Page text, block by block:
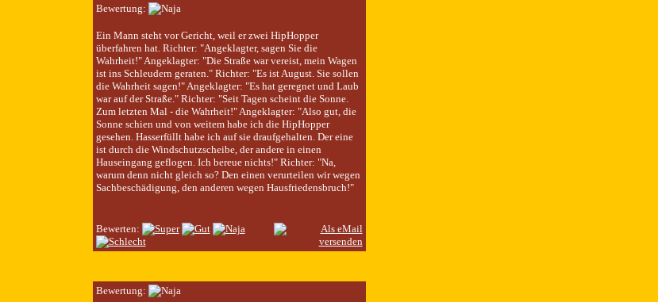
Bewertung:
Ein Mann steht vor Gericht, weil er zwei HipHopper
überfahren hat. Richter: "Angeklagter, sagen Sie die
Wahrheit!" Angeklagter: "Die Straße war vereist, mein Wagen
ist ins Schleudern geraten." Richter: "Es ist August. Sie sollen
die Wahrheit sagen!" Angeklagter: "Es hat geregnet und Laub
war auf der Straße." Richter: "Seit Tagen scheint die Sonne.
Zum letzten Mal - die Wahrheit!" Angeklagter: "Also gut, die
Sonne schien und von weitem habe ich die HipHopper
gesehen. Hasserfüllt habe ich auf sie draufgehalten. Der eine
ist durch die Windschutzscheibe, der andere in einen
Hauseingang geflogen. Ich bereue nichts!" Richter: "Na,
warum denn nicht gleich so? Den einen verurteilen wir wegen
Sachbeschädigung, den anderen wegen Hausfriedensbruch!"
Bewerten:
Bewertung: